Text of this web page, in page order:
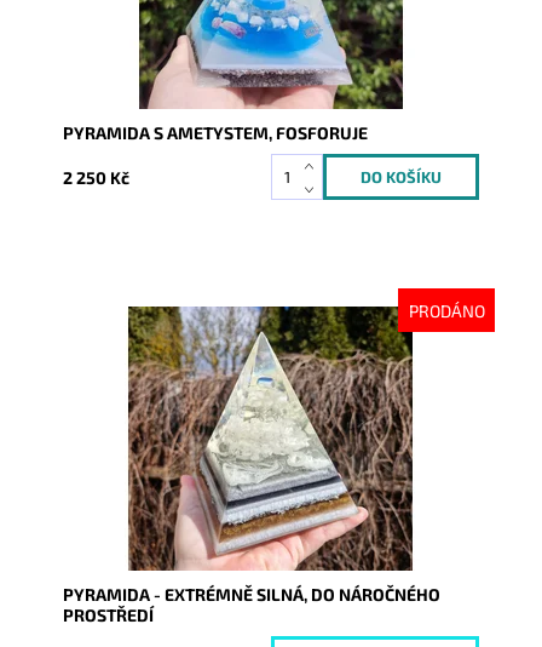
PYRAMIDA S AMETYSTEM, FOSFORUJE
2 250 Kč
PRODÁNO
Dostupnost:
Vyprodáno
10114
PYRAMIDA - EXTRÉMNĚ SILNÁ, DO NÁROČNÉHO
PROSTŘEDÍ